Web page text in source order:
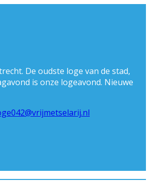
De oudste loge van de stad,
is onze logeavond. Nieuwe